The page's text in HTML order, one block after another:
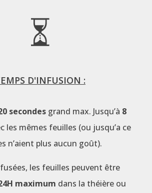
D'INFUSION :
secondesgrand max. Jusqu’à 8
les mêmes feuilles (ou jusqu’a ce
n’aient plus aucun goût).
les feuilles peuvent être
maximum dans la théière ou